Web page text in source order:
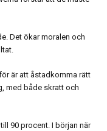
Det ökar moralen och
är att åstadkomma rätt
med både skratt och
90 procent. I början när